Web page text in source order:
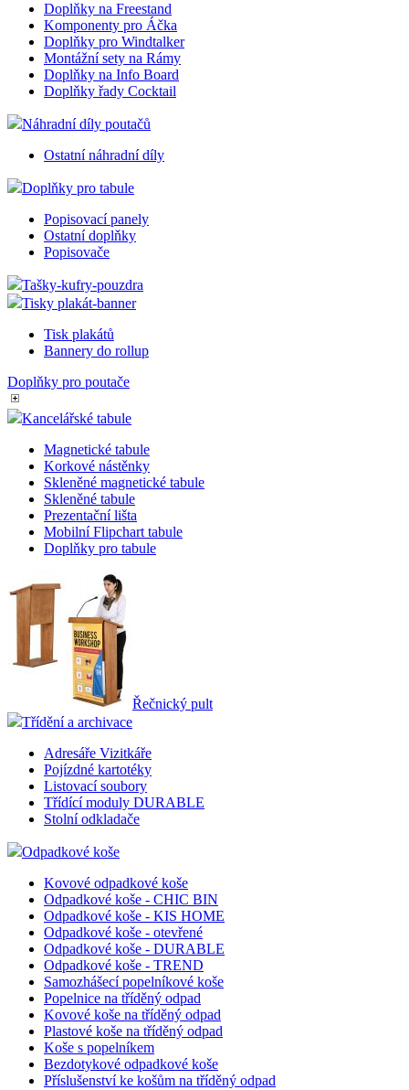
Doplňky na Freestand
Komponenty pro Áčka
Doplňky pro Windtalker
Montážní sety na Rámy
Doplňky na Info Board
Doplňky řady Cocktail
Náhradní díly poutačů
Ostatní náhradní díly
Doplňky pro tabule
Popisovací panely
Ostatní doplňky
Popisovače
Tašky-kufry-pouzdra
Tisky plakát-banner
Tisk plakátů
Bannery do rollup
Doplňky pro poutače
Kancelářské tabule
Magnetické tabule
Korkové nástěnky
Skleněné magnetické tabule
Skleněné tabule
Prezentační lišta
Mobilní Flipchart tabule
Doplňky pro tabule
Řečnický pult
Třídění a archivace
Adresáře Vizitkáře
Pojízdné kartotéky
Listovací soubory
Třídící moduly DURABLE
Stolní odkladače
Odpadkové koše
Kovové odpadkové koše
Odpadkové koše - CHIC BIN
Odpadkové koše - KIS HOME
Odpadkové koše - otevřené
Odpadkové koše - DURABLE
Odpadkové koše - TREND
Samozhášecí popelníkové koše
Popelnice na tříděný odpad
Kovové koše na tříděný odpad
Plastové koše na tříděný odpad
Koše s popelníkem
Bezdotykové odpadkové koše
Příslušenství ke košům na tříděný odpad